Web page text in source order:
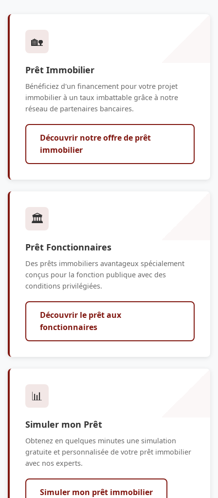
🏡
Prêt Immobilier
Bénéficiez d'un financement pour votre projet
immobilier à un taux imbattable grâce à notre
réseau de partenaires bancaires.
Découvrir notre offre de prêt
immobilier
🏛️
Prêt Fonctionnaires
Des prêts immobiliers avantageux spécialement
conçus pour la fonction publique avec des
conditions privilégiées.
Découvrir le prêt aux
fonctionnaires
📊
Simuler mon Prêt
Obtenez en quelques minutes une simulation
gratuite et personnalisée de votre prêt immobilier
avec nos experts.
Simuler mon prêt immobilier